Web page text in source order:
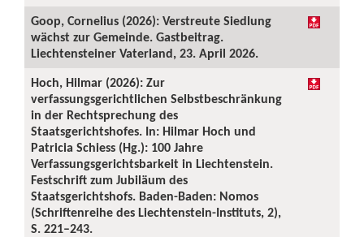
Goop, Cornelius (2026): Verstreute Siedlung
wächst zur Gemeinde. Gastbeitrag.
Liechtensteiner Vaterland, 23. April 2026.
Hoch, Hilmar (2026): Zur
verfassungsgerichtlichen Selbstbeschränkung
in der Rechtsprechung des
Staatsgerichtshofes. In: Hilmar Hoch und
Patricia Schiess (Hg.): 100 Jahre
Verfassungsgerichtsbarkeit in Liechtenstein.
Festschrift zum Jubiläum des
Staatsgerichtshofs. Baden-Baden: Nomos
(Schriftenreihe des Liechtenstein-Instituts, 2),
S. 221–243.